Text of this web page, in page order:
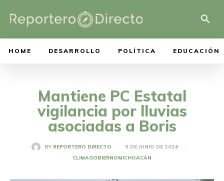
HOME DESARROLLO POLÍTICA EDUCACIÓN
Mantiene PC Estatal
vigilancia por lluvias
asociadas a Boris
BY REPORTERO DIRECTO
9 DE JUNIO DE 2026
CLIMAGOBIERNOMICHOACÁN